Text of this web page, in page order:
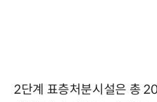
2단계 표층처분시설은 총